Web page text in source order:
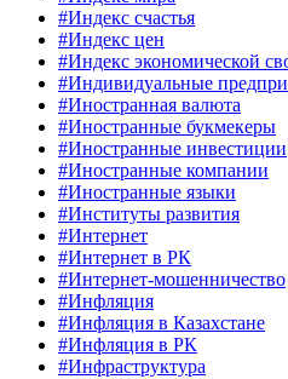
#Индекс счастья
#Индекс цен
#Индекс экономической
#Индивидуальные
#Иностранная валюта
#Иностранные букмекеры
#Иностранные инвестиции
#Иностранные компании
#Иностранные языки
#Институты развития
#Интернет
#Интернет в РК
#Интернет-мошенничество
#Инфляция
#Инфляция в Казахстане
#Инфляция в РК
#Инфраструктура